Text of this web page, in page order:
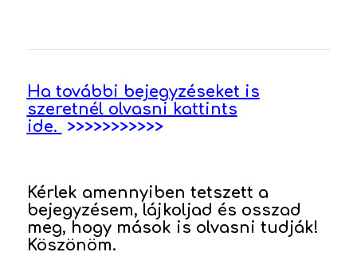
Ha további bejegyzéseket is
szeretnél olvasni kattints
ide.
>>>>>>>>>>>
Kérlek amennyiben tetszett a
bejegyzésem, lájkoljad és osszad
meg, hogy mások is olvasni tudják!
Köszönöm.